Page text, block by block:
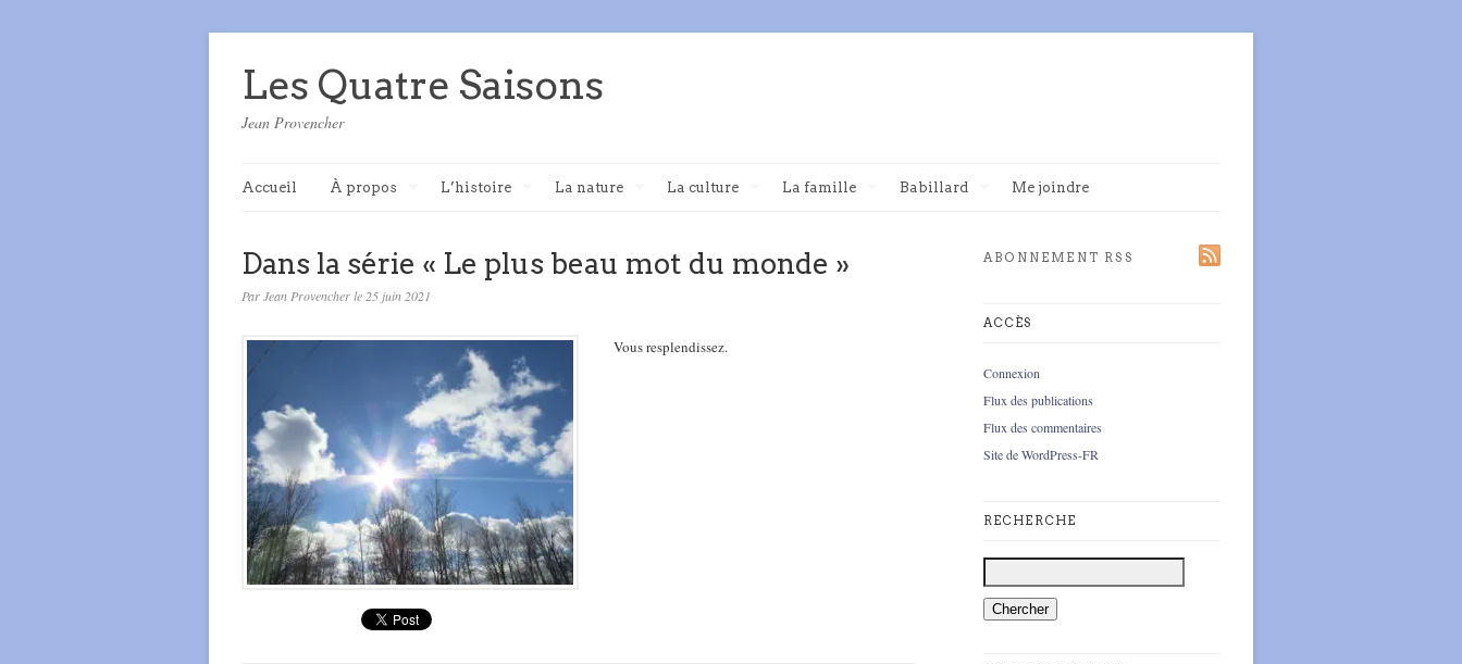
Les Quatre Saisons
Jean Provencher
Accueil À propos L’histoire La nature La culture La famille Babillard Me joindre
Dans la série « Le plus beau mot du monde »
Par Jean Provencher le 25 juin 2021
Vous resplendissez.
ABONNEMENT RSS
ACCÈS
Connexion
Flux des publications
Flux des commentaires
Site de WordPress-FR
RECHERCHE